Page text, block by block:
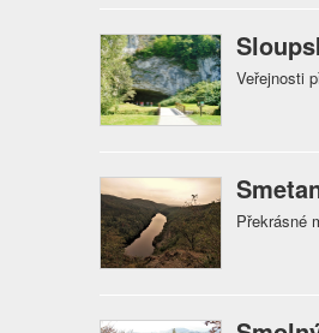
Veřejnosti
Překrásné